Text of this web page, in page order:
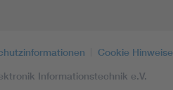
Cookie Hinweise
Informationstechnik e.V.